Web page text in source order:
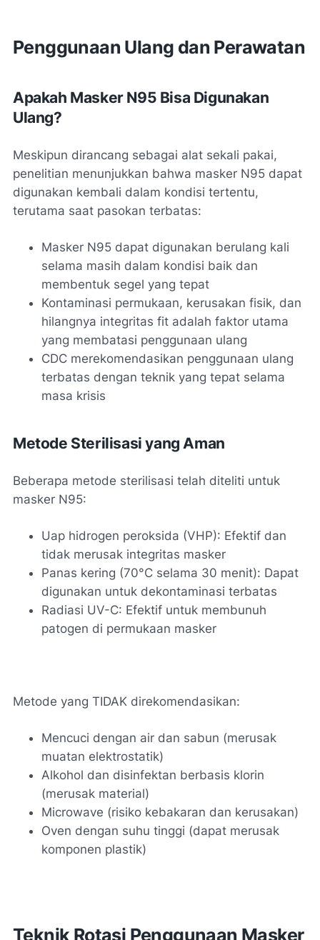
Penggunaan Ulang dan Perawatan
Apakah Masker N95 Bisa Digunakan
Ulang?
Meskipun dirancang sebagai alat sekali pakai,
penelitian menunjukkan bahwa masker N95 dapat
digunakan kembali dalam kondisi tertentu,
terutama saat pasokan terbatas:
Masker N95 dapat digunakan berulang kali
selama masih dalam kondisi baik dan
membentuk segel yang tepat
Kontaminasi permukaan, kerusakan fisik, dan
hilangnya integritas fit adalah faktor utama
yang membatasi penggunaan ulang
CDC merekomendasikan penggunaan ulang
terbatas dengan teknik yang tepat selama
masa krisis
Metode Sterilisasi yang Aman
Beberapa metode sterilisasi telah diteliti untuk
masker N95:
Uap hidrogen peroksida (VHP): Efektif dan
tidak merusak integritas masker
Panas kering (70°C selama 30 menit): Dapat
digunakan untuk dekontaminasi terbatas
Radiasi UV-C: Efektif untuk membunuh
patogen di permukaan masker
Metode yang TIDAK direkomendasikan:
Mencuci dengan air dan sabun (merusak
muatan elektrostatik)
Alkohol dan disinfektan berbasis klorin
(merusak material)
Microwave (risiko kebakaran dan kerusakan)
Oven dengan suhu tinggi (dapat merusak
komponen plastik)
Teknik Rotasi Penggunaan Masker